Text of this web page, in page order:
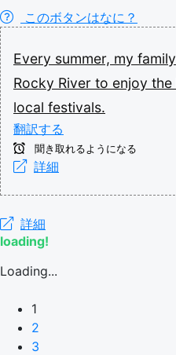
このボタンはなに？
Every summer, my family
Rocky River to enjoy the
local festivals.
翻訳する
聞き取れるようになる
詳細
詳細
loading!
Loading...
1
2
3